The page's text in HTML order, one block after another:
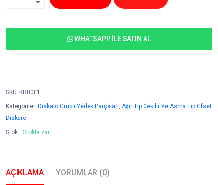
WHATSAPP İLE SATIN AL
SKU: KR0081
Kategoriler: Diskaro Grubu Yedek Parçaları, Ağır Tip Çekilir Ve Asma Tip Ofset
Diskaro
Stok: Stokta var
AÇIKLAMA YORUMLAR (0)